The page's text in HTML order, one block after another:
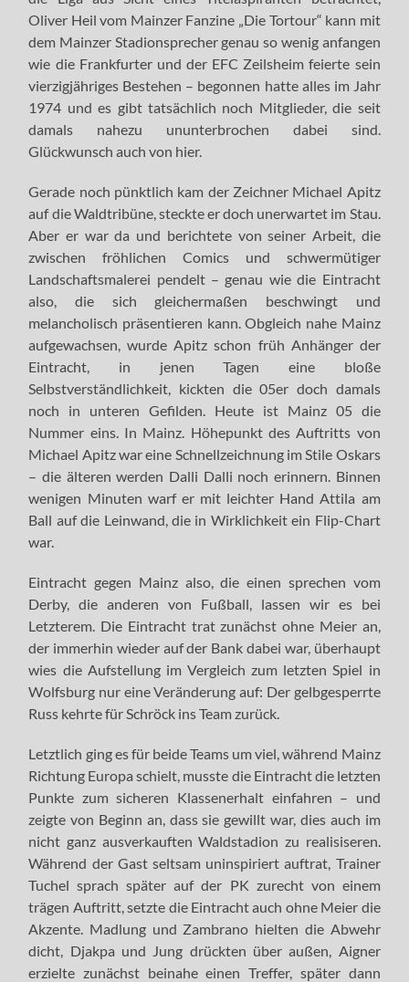
Oliver Heil vom Mainzer Fanzine „Die Tortour“ kann mit
dem Mainzer Stadionsprecher genau so wenig anfangen
wie die Frankfurter und der EFC Zeilsheim feierte sein
vierzigjähriges Bestehen – begonnen hatte alles im Jahr
1974 und es gibt tatsächlich noch Mitglieder, die seit
damals nahezu ununterbrochen dabei sind.
Glückwunsch auch von hier.
Gerade noch pünktlich kam der Zeichner Michael Apitz
auf die Waldtribüne, steckte er doch unerwartet im Stau.
Aber er war da und berichtete von seiner Arbeit, die
zwischen fröhlichen Comics und schwermütiger
Landschaftsmalerei pendelt – genau wie die Eintracht
also, die sich gleichermaßen beschwingt und
melancholisch präsentieren kann. Obgleich nahe Mainz
aufgewachsen, wurde Apitz schon früh Anhänger der
Eintracht, in jenen Tagen eine bloße
Selbstverständlichkeit, kickten die 05er doch damals
noch in unteren Gefilden. Heute ist Mainz 05 die
Nummer eins. In Mainz. Höhepunkt des Auftritts von
Michael Apitz war eine Schnellzeichnung im Stile Oskars
– die älteren werden Dalli Dalli noch erinnern. Binnen
wenigen Minuten warf er mit leichter Hand Attila am
Ball auf die Leinwand, die in Wirklichkeit ein Flip-Chart
war.
Eintracht gegen Mainz also, die einen sprechen vom
Derby, die anderen von Fußball, lassen wir es bei
Letzterem. Die Eintracht trat zunächst ohne Meier an,
der immerhin wieder auf der Bank dabei war, überhaupt
wies die Aufstellung im Vergleich zum letzten Spiel in
Wolfsburg nur eine Veränderung auf: Der gelbgesperrte
Russ kehrte für Schröck ins Team zurück.
Letztlich ging es für beide Teams um viel, während Mainz
Richtung Europa schielt, musste die Eintracht die letzten
Punkte zum sicheren Klassenerhalt einfahren – und
zeigte von Beginn an, dass sie gewillt war, dies auch im
nicht ganz ausverkauften Waldstadion zu realisiseren.
Während der Gast seltsam uninspiriert auftrat, Trainer
Tuchel sprach später auf der PK zurecht von einem
trägen Auftritt, setzte die Eintracht auch ohne Meier die
Akzente. Madlung und Zambrano hielten die Abwehr
dicht, Djakpa und Jung drückten über außen, Aigner
erzielte zunächst beinahe einen Treffer, später dann